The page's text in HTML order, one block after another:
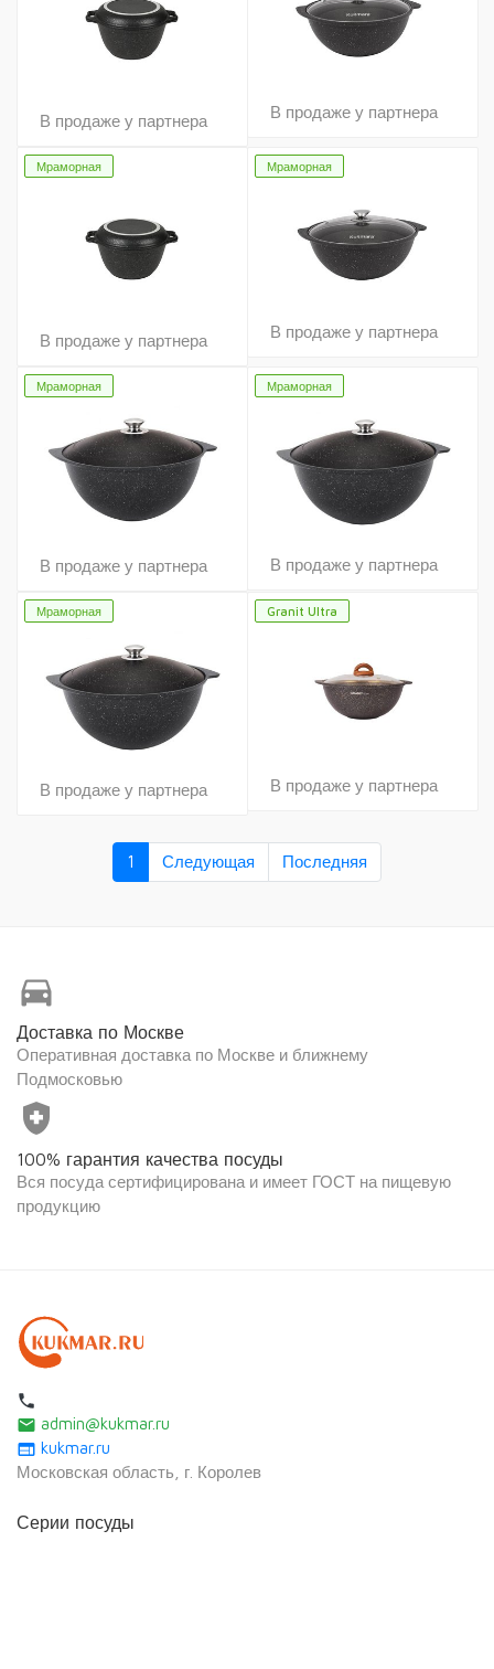
В продаже у партнера В продаже у партнера
Мраморная
В продаже у партнера
Мраморная
В продаже у партнера
Мраморная
В продаже у партнера
Мраморная
В продаже у партнера
Мраморная
В продаже у партнера
Granit Ultra
В продаже у партнера
1 Следующая Последняя
directions_car
Доставка по Москве
Оперативная доставка по Москве и ближнему
Подмосковью
health_and_safety
100% гарантия качества посуды
Вся посуда сертифицирована и имеет ГОСТ на пищевую
продукцию
local_phone
email admin@kukmar.ru
web kukmar.ru
Московская область, г. Королев
Серии посуды